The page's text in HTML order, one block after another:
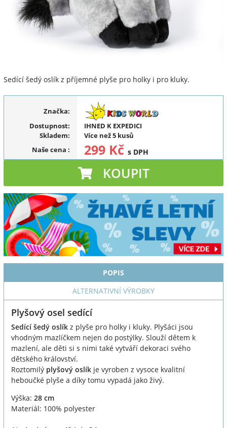
Sedící šedý oslík z příjemné plyše pro holky i pro kluky.
Značka:
Dostupnost:
IHNED K EXPEDICI
Skladem:
Více než 5 kusů
Naše cena : 299 Kč s DPH
KOUPIT
POPIS
ALTERNATIVNÍ VÝROBKY
Plyšový osel sedící
Sedící šedý oslík z plyše pro holky i kluky. Plyšáci jsou
vhodným mazlíčkem nejen do postýlky. Slouží dětem k
mazlení, ale děti si s nimi také vytváří dekoraci svého
dětského království.
Roztomilý plyšový oslík je vyroben z vysoce kvalitní
heboučké plyše a díky tomu vypadá jako živý.
Výška: 28 cm
Materiál: 100% polyester